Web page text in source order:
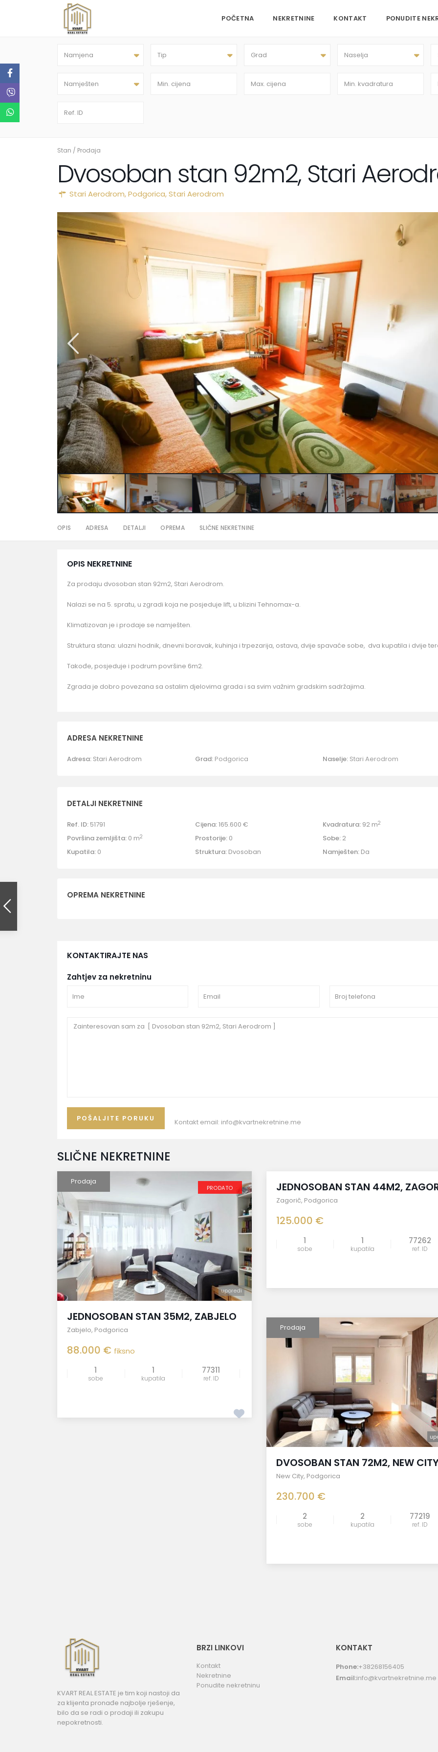
POČETNA NEKRETNINE KONTAKT PONUDITE
Namjena Tip Grad Naselja
Namješten
Stan / Prodaja
Dvosoban stan 92m2, Stari
Stari Aerodrom,Podgorica,Stari Aerodrom
OPIS ADRESA DETALJI OPREMA SLIČNE NEKRETNINE
OPIS NEKRETNINE
Za prodaju dvosoban stan 92m2, Stari Aerodrom.
Nalazi se na 5. spratu, u zgradi koja ne posjeduje lift, u blizini Tehnomax-a.
Klimatizovan je i prodaje se namješten.
Struktura stana: ulazni hodnik, dnevni boravak, kuhinja i trpezarija, ostava, dvije spavaće sobe, dva kupatila i dvije
Takođe, posjeduje i podrum površine 6m2.
Zgrada je dobro povezana sa ostalim djelovima grada i sa svim važnim gradskim sadržajima.
ADRESA NEKRETNINE
Adresa: Stari Aerodrom Grad: Podgorica Naselje: Stari Aerodrom
DETALJI NEKRETNINE
Ref. ID: 51791 Cijena:165.600 € Kvadratura: 92 m2
Površina zemljišta: 0 m2 Prostorije:0 Sobe: 2
Kupatila: 0 Struktura:Dvosoban Namješten: Da
OPREMA NEKRETNINE
KONTAKTIRAJTE NAS
Zahtjev za nekretninu
Kontakt email: info@kvartnekretnine.me
SLIČNE NEKRETNINE
Prodaja
uporedi
PRODATO
JEDNOSOBAN STAN 35M2, ZABJELO
Zabjelo, Podgorica
88.000 € fiksno
1
sobe
1
kupatila
77311
ref. ID
Prodaja
uporedi
JEDNOSOBAN STAN 44M2,
Zagorič, Podgorica
125.000 €
1
sobe
1
kupatila
77262
ref. ID
Prodaja
DVOSOBAN STAN 72M2, NEW
New City, Podgorica
230.700 €
2
sobe
2
kupatila
77219
ref. ID
KVART REAL ESTATE je tim koji nastoji da
za klijenta pronađe najbolje rješenje,
bilo da se radi o prodaji ili zakupu
nepokretnosti.
BRZI LINKOVI
Kontakt
Nekretnine
Ponudite nekretninu
KONTAKT
Phone:+38268156405
Email:info@kvartnekretnine.me